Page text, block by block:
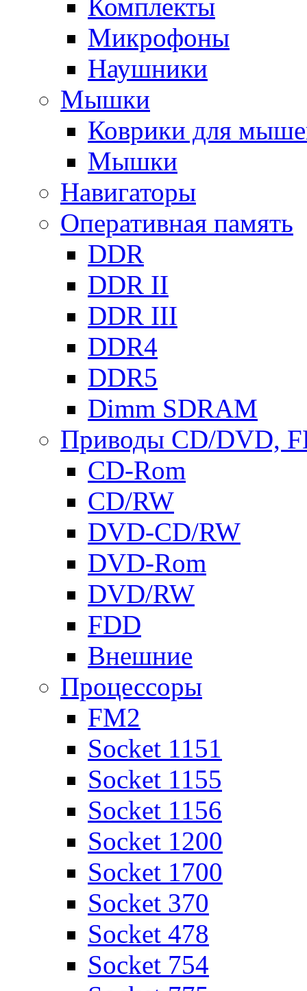
Комплекты
Микрофоны
Наушники
Мышки
Коврики для
Мышки
Навигаторы
Оперативная память
DDR
DDR II
DDR III
DDR4
DDR5
Dimm SDRAM
Приводы СD/DVD,
CD-Rom
CD/RW
DVD-CD/RW
DVD-Rom
DVD/RW
FDD
Внешние
Процессоры
FM2
Socket 1151
Socket 1155
Socket 1156
Socket 1200
Socket 1700
Socket 370
Socket 478
Socket 754